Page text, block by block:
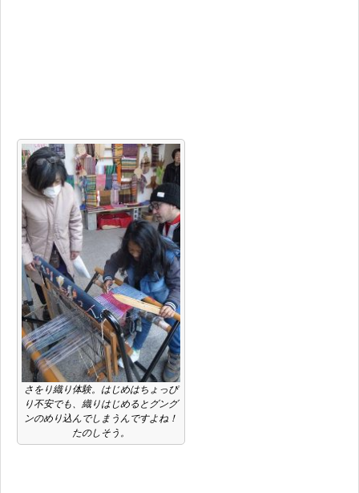
さをり織り体験。はじめはちょっぴ
り不安でも、織りはじめるとグング
ンのめり込んでしまうんですよね！
たのしそう。